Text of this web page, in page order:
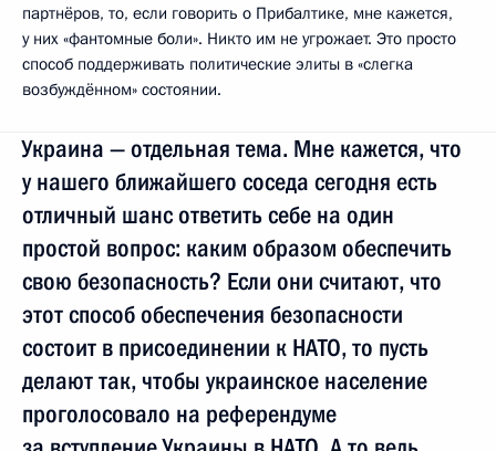
партнёров, то, если говорить о Прибалтике, мне кажется,
у них «фантомные боли». Никто им не угрожает. Это просто
способ поддерживать политические элиты в «слегка
возбуждённом» состоянии.
Украина — отдельная тема. Мне кажется, что
у нашего ближайшего соседа сегодня есть
отличный шанс ответить себе на один
простой вопрос: каким образом обеспечить
свою безопасность? Если они считают, что
этот способ обеспечения безопасности
состоит в присоединении к НАТО, то пусть
делают так, чтобы украинское население
проголосовало на референдуме